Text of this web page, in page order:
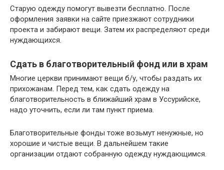
Старую одежду помогут вывезти бесплатно. После
оформления заявки на сайте приезжают сотрудники
проекта и забирают вещи. Затем их распределяют среди
нуждающихся.
Сдать в благотворительный фонд или в храм
Многие церкви принимают вещи б/у, чтобы раздать их
прихожанам. Перед тем, как сдать одежду на
благотворительность в ближайший храм в Уссурийске,
надо уточнить, если ли там пункт приема.
Благотворительные фонды тоже возьмут ненужные, но
хорошие и чистые вещи. В дальнейшем такие
организации отдают собранную одежду нуждающимся.